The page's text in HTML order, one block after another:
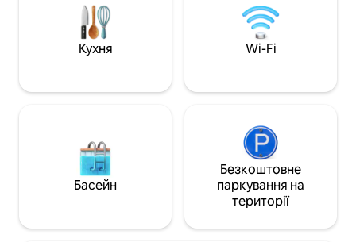
органічний сніданок «шведський стіл»:
16 €/особа/день.
надаються (1 шт.
Кухня Wi-Fi
Басейн
Безкоштовне
паркування на
території